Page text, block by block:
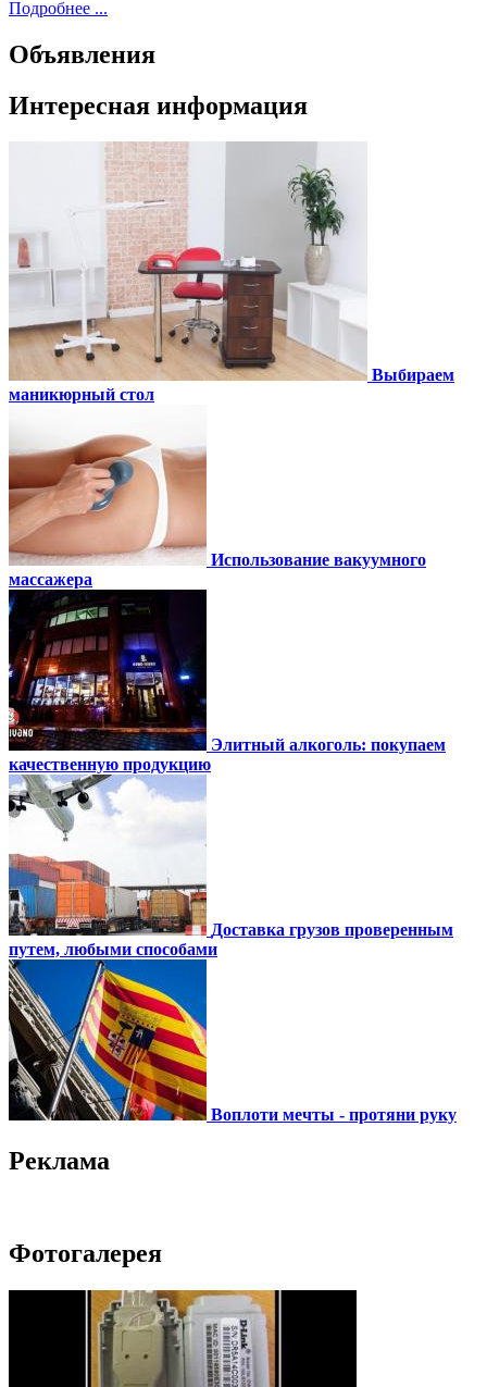
Подробнее ...
Объявления
Интересная информация
Выбираем
маникюрный стол
Использование вакуумного
массажера
Элитный алкоголь: покупаем
качественную продукцию
Доставка грузов проверенным
путем, любыми способами
Воплоти мечты - протяни руку
Реклама
Фотогалерея